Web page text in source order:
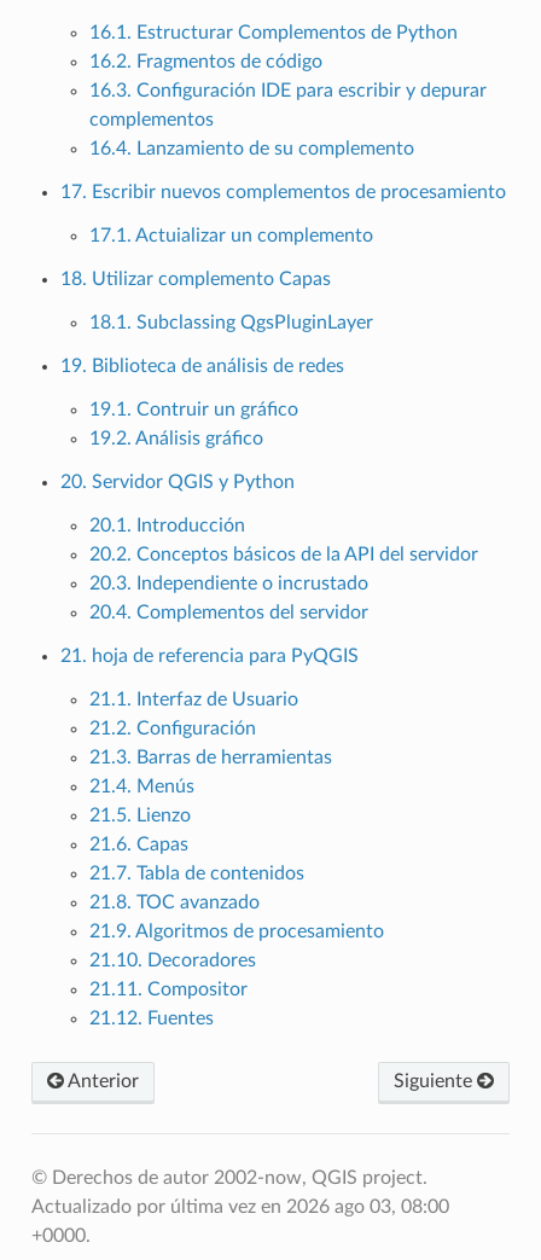
16.1. Estructurar Complementos de Python
16.2. Fragmentos de código
16.3. Configuración IDE para escribir y depurar
complementos
16.4. Lanzamiento de su complemento
17. Escribir nuevos complementos de procesamiento
17.1. Actuializar un complemento
18. Utilizar complemento Capas
18.1. Subclassing QgsPluginLayer
19. Biblioteca de análisis de redes
19.1. Contruir un gráfico
19.2. Análisis gráfico
20. Servidor QGIS y Python
20.1. Introducción
20.2. Conceptos básicos de la API del servidor
20.3. Independiente o incrustado
20.4. Complementos del servidor
21. hoja de referencia para PyQGIS
21.1. Interfaz de Usuario
21.2. Configuración
21.3. Barras de herramientas
21.4. Menús
21.5. Lienzo
21.6. Capas
21.7. Tabla de contenidos
21.8. TOC avanzado
21.9. Algoritmos de procesamiento
21.10. Decoradores
21.11. Compositor
21.12. Fuentes
Anterior Siguiente
© Derechos de autor 2002-now, QGIS project.
Actualizado por última vez en 2026 ago 03, 08:00
+0000.